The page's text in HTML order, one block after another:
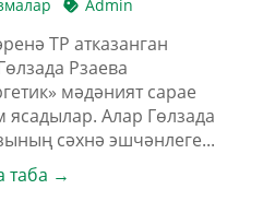
Admin
ТР атказанган
Рзаева
мәдәният сарае
ясадылар. Алар Гөлзада
сәхнә эшчәнлеге...
таба →